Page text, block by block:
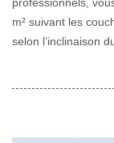
m² suivant les
selon l’inclinaison